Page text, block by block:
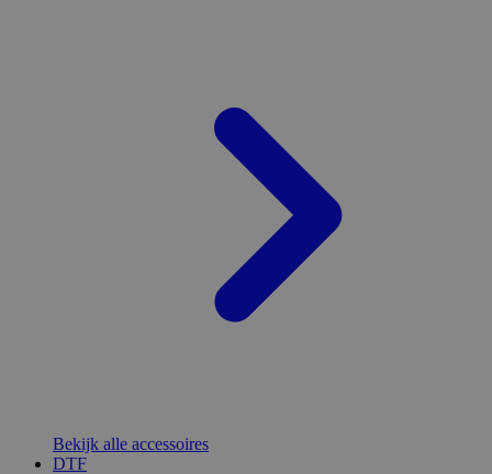
Bekijk alle accessoires
DTF